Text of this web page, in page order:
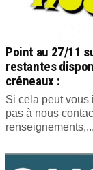
Point au 27/11
restantes
créneaux :
Si cela peut vous
pas à nous
renseignements,...